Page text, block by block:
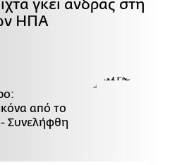
γκέι άνδρας στη
ΗΠΑ
από το
Συνελήφθη